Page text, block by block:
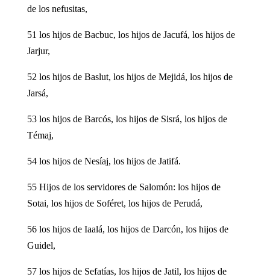
de los nefusitas,
51 los hijos de Bacbuc, los hijos de Jacufá, los hijos de
Jarjur,
52 los hijos de Baslut, los hijos de Mejidá, los hijos de
Jarsá,
53 los hijos de Barcós, los hijos de Sisrá, los hijos de
Témaj,
54 los hijos de Nesíaj, los hijos de Jatifá.
55 Hijos de los servidores de Salomón: los hijos de
Sotai, los hijos de Soféret, los hijos de Perudá,
56 los hijos de Iaalá, los hijos de Darcón, los hijos de
Guidel,
57 los hijos de Sefatías, los hijos de Jatil, los hijos de